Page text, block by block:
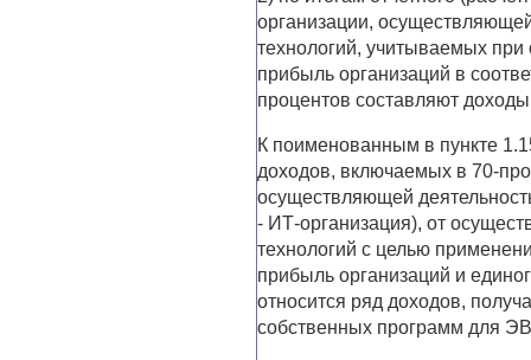
организации,
технологий, учитываемых
прибыль организаций в
процентов составляют
К поименованным в пункте
доходов, включаемых в 70-
осуществляющей
- ИТ-организация), от
технологий с целью
прибыль организаций и
относится ряд доходов,
собственных программ для